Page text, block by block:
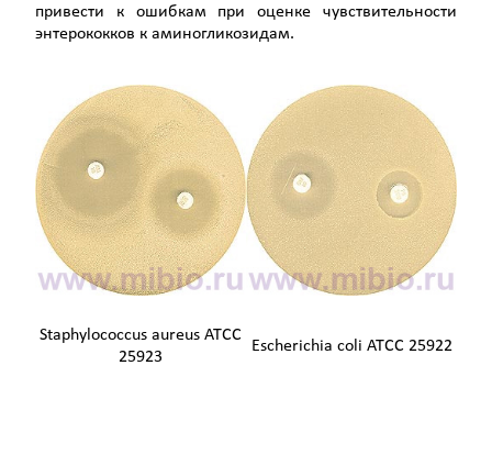
привести к ошибкам при оценке чувствительности
энтерококков к аминогликозидам.
Staphylococcus aureus ATCC
25923
Escherichia coli ATCC 25922